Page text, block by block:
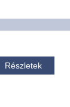
Részletek